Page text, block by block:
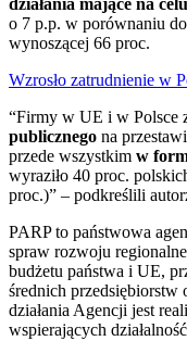
działania mające na
o 7 p.p. w porównaniu
wynoszącej 66 proc.
Wzrosło zatrudnienie w
“Firmy w UE i w Polsce
publicznego na
przede wszystkim w
wyraziło 40 proc.
proc.)” – podkreślili
PARP to państwowa
spraw rozwoju
budżetu państwa i UE,
średnich
działania Agencji jest
wspierających